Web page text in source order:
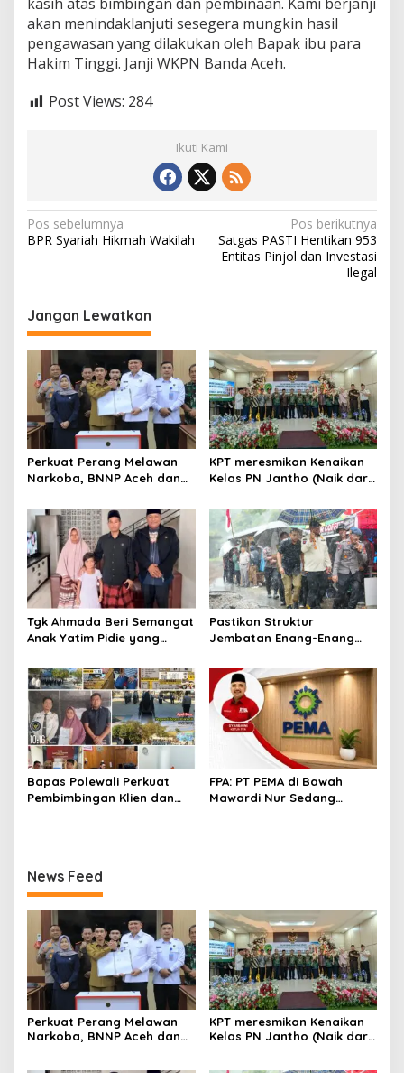
akan menindaklanjuti sesegera mungkin hasil
pengawasan yang dilakukan oleh Bapak ibu para
Hakim Tinggi. Janji WKPN Banda Aceh.
Post Views: 284
Ikuti Kami
N
a
i
g
a
s
p
o
s
Pos sebelumnya
BPR Syariah Hikmah Wakilah
Pos berikutnya
Satgas PASTI Hentikan 953
Entitas Pinjol dan Investasi
Ilegal
Jangan Lewatkan
Perkuat Perang Melawan
Narkoba, BNNP Aceh dan
ULT P4GN
KPT meresmikan Kenaikan
Kelas PN Jantho (Naik dari
Tgk Ahmada Beri Semangat
Anak Yatim Pidie yang
Jantung
Pastikan Struktur
Jembatan Enang-Enang
PRR Aceh: Boleh tapi
Keselamatan Warga di
Atas Segalanya
Bapas Polewali Perkuat
Pembimbingan Klien dan
FPA: PT PEMA di Bawah
Mawardi Nur Sedang
News Feed
Perkuat Perang Melawan
Narkoba, BNNP Aceh dan
KPT meresmikan Kenaikan
Kelas PN Jantho (Naik dari